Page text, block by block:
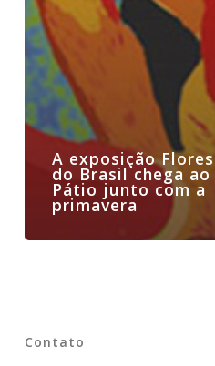
A exposição Flores
do Brasil chega ao
Pátio junto com a
primavera
Contato